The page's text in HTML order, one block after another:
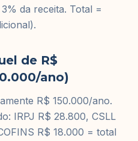
da receita. Total =
de R$
ano)
R$ 150.000/ano.
IRPJ R$ 28.800, CSLL
R$ 18.000 = total